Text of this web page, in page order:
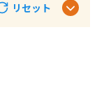
リセット